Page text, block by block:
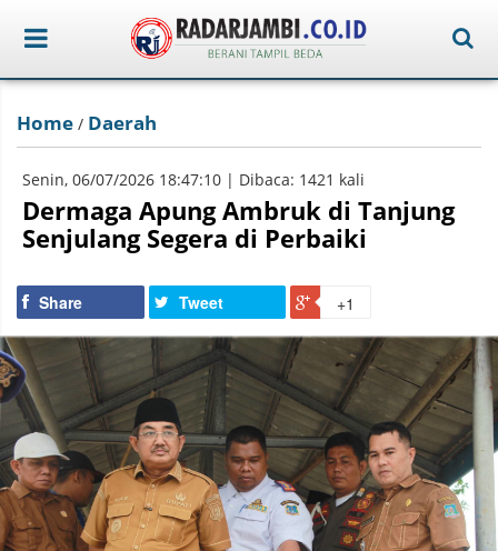
Home / Daerah
Senin, 06/07/2026 18:47:10 | Dibaca: 1421 kali
Dermaga Apung Ambruk di Tanjung
Senjulang Segera di Perbaiki
Share Tweet +1